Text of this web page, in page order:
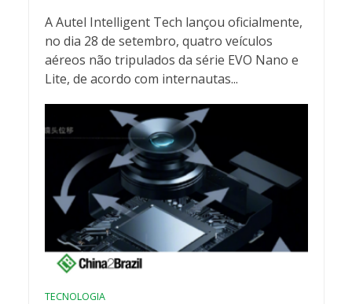
A Autel Intelligent Tech lançou oficialmente,
no dia 28 de setembro, quatro veículos
aéreos não tripulados da série EVO Nano e
Lite, de acordo com internautas...
TECNOLOGIA